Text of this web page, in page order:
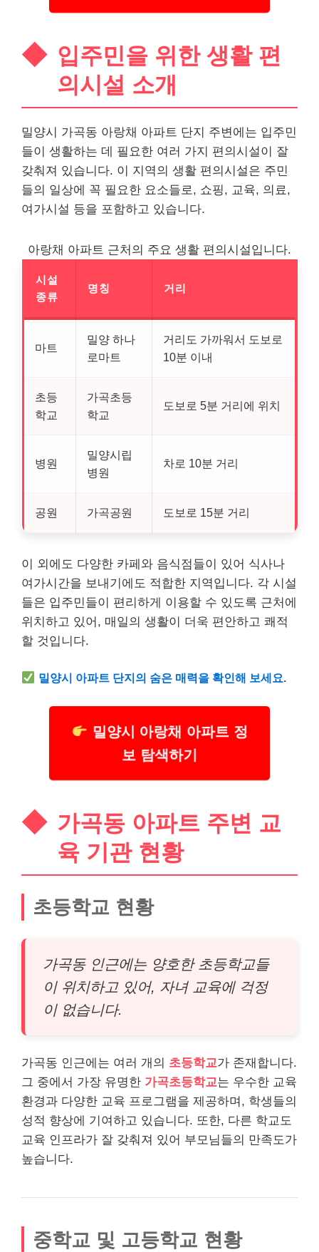
입주민을 위한 생활 편
의시설 소개
밀양시 가곡동 아랑채 아파트 단지 주변에는 입주민
들이 생활하는 데 필요한 여러 가지 편의시설이 잘
갖춰져 있습니다. 이 지역의 생활 편의시설은 주민
들의 일상에 꼭 필요한 요소들로, 쇼핑, 교육, 의료,
여가시설 등을 포함하고 있습니다.
아랑채 아파트 근처의 주요 생활 편의시설입니다.
시설
종류
명칭 거리
마트
밀양 하나
로마트
거리도 가까워서 도보로
10분 이내
초등
학교
가곡초등
학교
도보로 5분 거리에 위치
병원
밀양시립
병원
차로 10분 거리
공원 가곡공원 도보로 15분 거리
이 외에도 다양한 카페와 음식점들이 있어 식사나
여가시간을 보내기에도 적합한 지역입니다. 각 시설
들은 입주민들이 편리하게 이용할 수 있도록 근처에
위치하고 있어, 매일의 생활이 더욱 편안하고 쾌적
할 것입니다.
밀양시 아파트 단지의 숨은 매력을 확인해 보세요.
밀양시 아랑채 아파트 정
보 탐색하기
가곡동 아파트 주변 교
육 기관 현황
초등학교 현황
가곡동 인근에는 양호한 초등학교들
이 위치하고 있어, 자녀 교육에 걱정
이 없습니다.
가곡동 인근에는 여러 개의 초등학교가 존재합니다.
그 중에서 가장 유명한 가곡초등학교는 우수한 교육
환경과 다양한 교육 프로그램을 제공하며, 학생들의
성적 향상에 기여하고 있습니다. 또한, 다른 학교도
교육 인프라가 잘 갖춰져 있어 부모님들의 만족도가
높습니다.
중학교 및 고등학교 현황